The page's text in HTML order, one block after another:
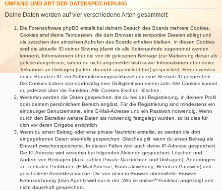
UMFANG UND ART DER DATENSPEICHERUNG
Deine Daten werden auf vier verschiedene Arten gesammelt:
Die Forensoftware phpBB erstellt bei deinem Besuch des Boards mehrere Cookies.
Cookies sind kleine Textdateien, die dein Browser als temporäre Dateien ablegt und
die zwischen den einzelnen Aufrufen des Boards erhalten bleiben. In diesen Cookies
sind die aktuelle ID deiner Sitzung (damit dir alle Seitenaufrufe zugeordnet werden
können), Informationen über die von dir gelesenen Beiträge (zur Markierung dieser als
gelesen/ungelesen; sofern du nicht angemeldet bist) sowie Informationen über deine
Teilnahme an Umfragen (sofern du nicht angemeldet bist) gespeichert. Ferner werden
deine Benutzer-ID, ein Authentifizierungsschlüssel und eine Session-ID gespeichert.
Die Cookies haben standardmäßig eine Gültigkeit von einem Jahr. Alle Cookies kannst
du jederzeit über die Funktion „Alle Cookies löschen“ löschen.
Weiterhin werden die Daten gespeichert, die du bei der Registrierung, in deinem Profil
oder deinem persönlichem Bereich angibst. Für die Registrierung sind mindestens ein
eindeutiger Benutzername, eine E-Mail-Adresse und ein Passwort notwendig. Wenn
durch den Betreiber weitere Daten als notwendig festgelegt wurden, so ist dies für
dich vor deren Eingabe ersichtlich.
Wenn du einen Beitrag oder eine private Nachricht erstellst, so werden die dort
eingegebenen Daten ebenfalls gespeichert. Gleiches gilt, wenn du einen Beitrag als
Entwurf zwischenspeicherst. In diesen Fällen wird auch deine IP-Adresse gespeichert.
Die IP-Adresse wird weiterhin bei folgenden Aktionen gespeichert: Löschen und
Ändern von Beiträgen (dazu zählen Private Nachrichten und Umfragen), Änderungen
an zentralen Profildaten (E-Mail-Adresse, Kontoaktivierung, Benutzer-Passwort) und
gescheiterte Anmeldeversuche. Die von deinem Browser übermittelte Browser-
Kennzeichnung (User Agent) wird nur in der „Wer ist online?“-Funktion angezeigt und
nicht dauerhaft gespeichert.